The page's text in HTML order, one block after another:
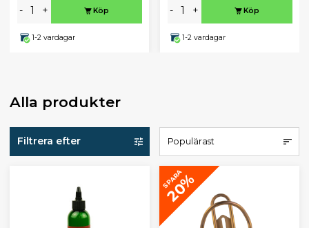
- + Köp
1-2 vardagar
- + Köp
1-2 vardagar
Alla produkter
Filtrera efter Populärast
SPARA
20%